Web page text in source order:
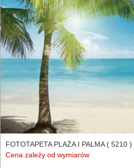
FOTOTAPETA PLAŻA I PALMA ( 5210 )
Cena zależy od wymiarów